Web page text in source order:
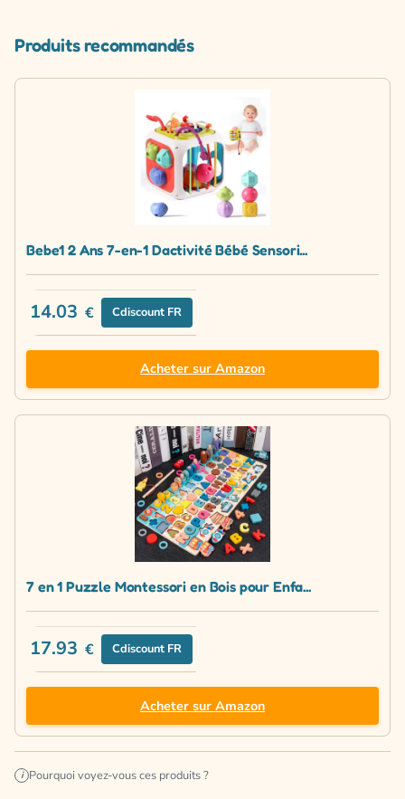
Produits recommandés
Bebe1 2 Ans 7-en-1 Dactivité Bébé Sensori...
14.03 € Cdiscount FR
Acheter sur Amazon
7 en 1 Puzzle Montessori en Bois pour Enfa...
17.93 € Cdiscount FR
Acheter sur Amazon
i Pourquoi voyez-vous ces produits ?